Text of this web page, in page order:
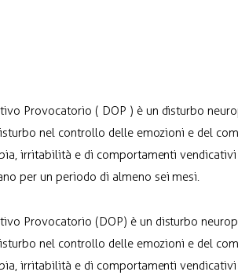
Provocatorio ( DOP ) è un disturbo
nel controllo delle emozioni e del
irritabilità e di comportamenti
per un periodo di almeno sei mesi.
Provocatorio (DOP) è un disturbo
nel controllo delle emozioni e del
irritabilità e di comportamenti